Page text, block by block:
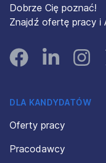
Dobrze Cię poznać!
Znajdź ofertę pracy i
FacebookLinked In
DLA KANDYDATÓW
Oferty pracy
Pracodawcy